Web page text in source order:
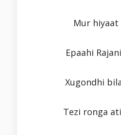
Mur
Epaahi
Xugondhi
Tezi ronga